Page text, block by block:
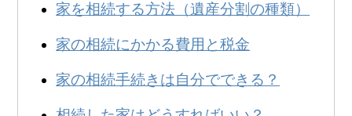
家を相続する方法（遺産分割の種類）
家の相続にかかる費用と税金
家の相続手続きは自分でできる？